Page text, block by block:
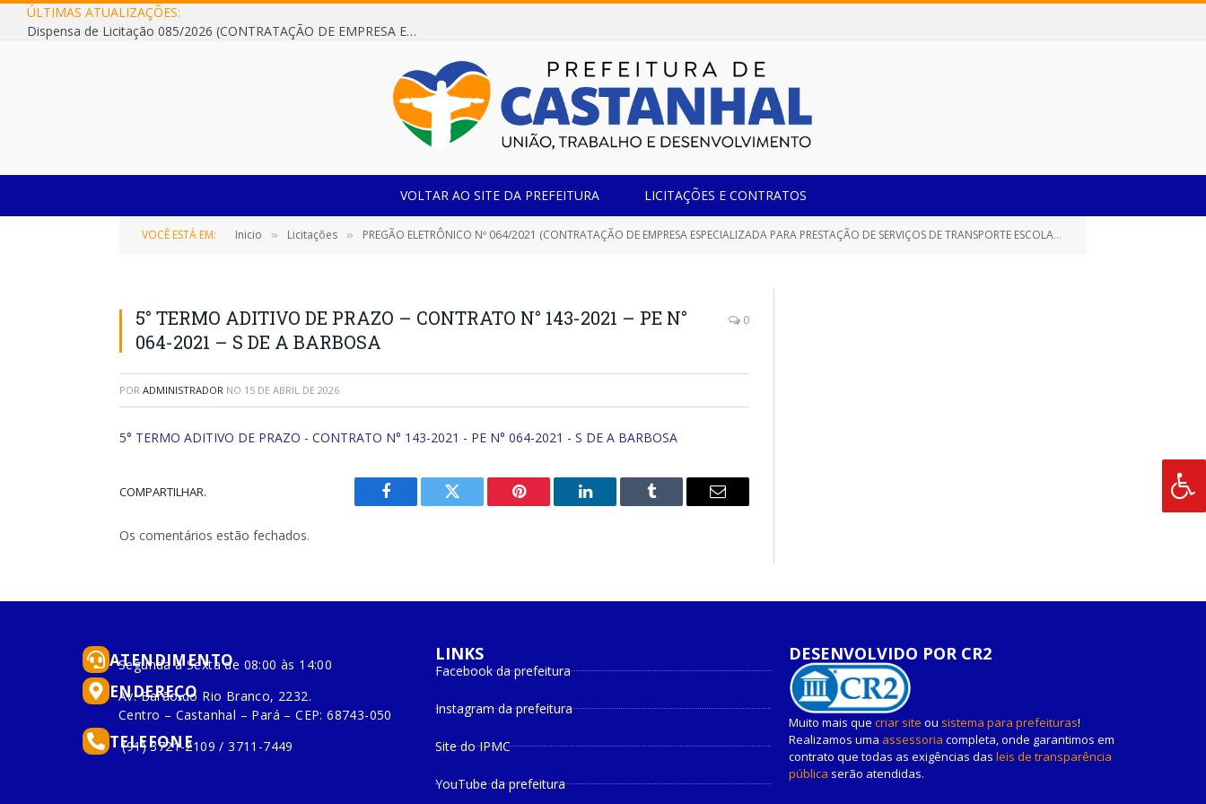
ÚLTIMAS ATUALIZAÇÕES:
Dispensa de Licitação 085/2026 (CONTRATAÇÃO DE EMPRESA ESPECIALIZADA NA FABRICAÇÃO DE MÓVEIS SOB MEDIDA COM ESTRUTURA METÁLICA EM METALON PARA ATENDIMENTO DAS NECESSIDADES DA SALA SIMOV DA EMEF MADRE MARIA VIGANÓ)
VOLTAR AO SITE DA PREFEITURA LICITAÇÕES E CONTRATOS
VOCÊ ESTÁ EM: Inicio » Licitações » PREGÃO ELETRÔNICO Nº 064/2021 (CONTRATAÇÃO DE EMPRESA ESPECIALIZADA PARA PRESTAÇÃO DE SERVIÇOS DE TRANSPORTE ESCOLAR PARA ALUNOS EM ZONEAMENTO RURAL DA REDE MUNICIPAL E ESTADUAL DE ENSINO)
5° TERMO ADITIVO DE PRAZO – CONTRATO N° 143-2021 – PE N°
064-2021 – S DE A BARBOSA
0
POR ADMINISTRADOR NO 15 DE ABRIL DE 2026
5° TERMO ADITIVO DE PRAZO - CONTRATO N° 143-2021 - PE N° 064-2021 - S DE A BARBOSA
COMPARTILHAR.
Facebook Twitter Pinterest
O
Tumblr
E-
Os comentários estão fechados.
ATENDIMENTO
Segunda à Sexta de 08:00 às 14:00
ENDEREÇO
Av. Barão do Rio Branco, 2232.
Centro – Castanhal – Pará – CEP: 68743-050
TELEFONE
(91) 3721-2109 / 3711-7449
LINKS
Facebook da prefeitura
Instagram da prefeitura
Site do IPMC
YouTube da prefeitura
DESENVOLVIDO POR CR2
Muito mais que criar site ou sistema para prefeituras!
Realizamos uma assessoria completa, onde garantimos em
contrato que todas as exigências das leis de transparência
pública serão atendidas.